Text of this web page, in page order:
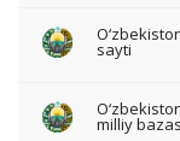
sayti
milliy